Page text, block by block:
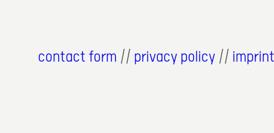
contact form // privacy policy //